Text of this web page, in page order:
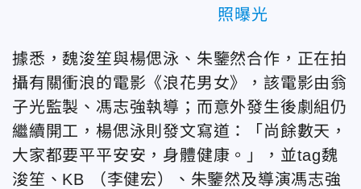
照曝光
據悉，魏浚笙與楊偲泳、朱鑒然合作， 正在拍
攝有關衝浪的電影《浪花男女》，該電影由翁
子光監製、馮志強執導 ；而意外發生後劇組仍
繼續開工，楊偲泳則發文寫道：「尚餘數天，
大家都要平平安安，身體健康。」，並tag魏
浚笙、KB （李健宏）、朱鑒然及導演馮志強